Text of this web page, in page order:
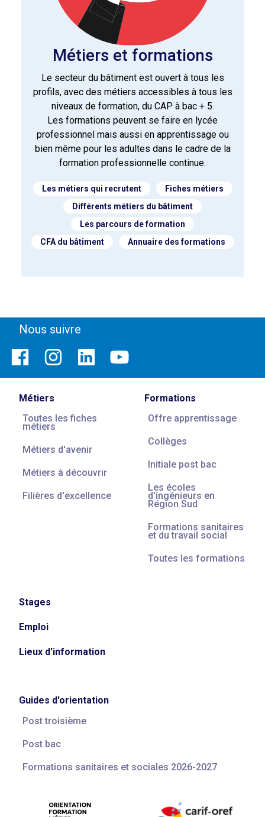
Métiers et formations
Le secteur du bâtiment est ouvert à tous les
profils, avec des métiers accessibles à tous les
niveaux de formation, du CAP à bac + 5.
Les formations peuvent se faire en lycée
professionnel mais aussi en apprentissage ou
bien même pour les adultes dans le cadre de la
formation professionnelle continue.
Les métiers qui recrutent
Fiches métiers
Différents métiers du bâtiment
Les parcours de formation
CFA du bâtiment
Annuaire des formations
Nous suivre
Métiers
Toutes les fiches
métiers
Métiers d'avenir
Métiers à découvrir
Filières d'excellence
Formations
Offre apprentissage
Collèges
Initiale post bac
Les écoles
d'ingénieurs en
Région Sud
Formations sanitaires
et du travail social
Toutes les formations
Stages
Emploi
Lieux d'information
Guides d'orientation
Post troisième
Post bac
Formations sanitaires et sociales 2026-2027